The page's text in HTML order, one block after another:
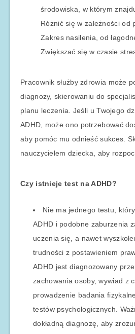
środowiska, w którym
Różnić się w zależności od
Zakres nasilenia, od
Zwiększać się w czasie
Pracownik służby zdrowia może
diagnozy, skierowaniu do
planu leczenia. Jeśli u Twojego
ADHD, może ono potrzebować
aby pomóc mu odnieść sukces.
nauczycielem dziecka, aby
Czy istnieje test na ADHD?
Nie ma jednego testu,
ADHD i podobne zaburzenia
uczenia się, a nawet
trudności z postawieniem
ADHD jest diagnozowany
zachowania osoby, wywiad z
prowadzenie badania
testów psychologicznych.
dokładną diagnozę, aby